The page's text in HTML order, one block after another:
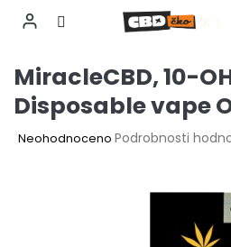
obsah
CZK
MiracleCBD, 10-
Disposable vape
Průměrné
Neohodnoceno Podrobnosti